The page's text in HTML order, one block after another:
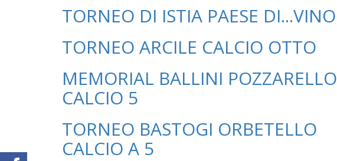
TORNEO DI ISTIA PAESE DI...VINO
TORNEO ARCILE CALCIO OTTO
MEMORIAL BALLINI POZZARELLO
CALCIO 5
TORNEO BASTOGI ORBETELLO
CALCIO A 5